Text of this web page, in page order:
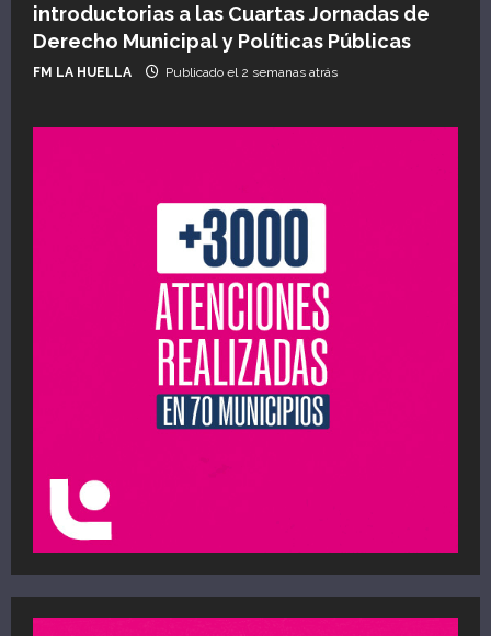
introductorias a las Cuartas Jornadas de
Derecho Municipal y Políticas Públicas
FM LA HUELLA Publicado el 2 semanas atrás